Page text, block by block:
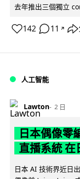
去年推出三個獨立
142 11 ↗
人工智能
Lawton 2 日
日本偶像零
直播系統 在
日本 AI 技術界近日